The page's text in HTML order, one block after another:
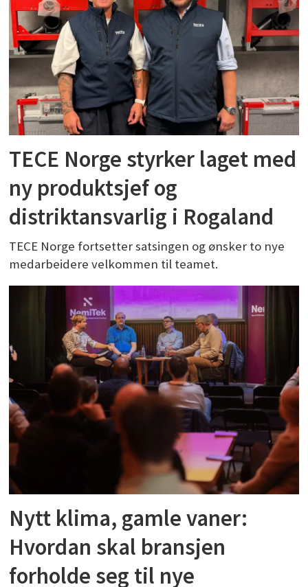
TECE Norge styrker laget med
ny produktsjef og
distriktansvarlig i Rogaland
TECE Norge fortsetter satsingen og ønsker to nye
medarbeidere velkommen til teamet.
Nytt klima, gamle vaner:
Hvordan skal bransjen
forholde seg til nye